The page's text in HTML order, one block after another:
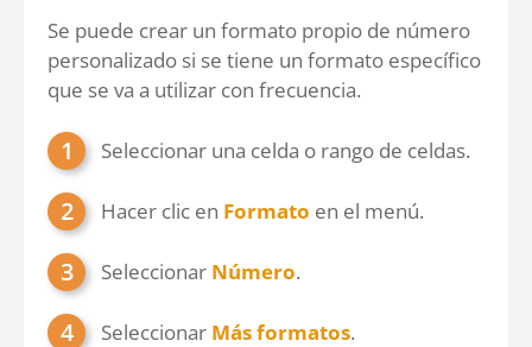
Se puede crear un formato propio de número
personalizado si se tiene un formato específico
que se va a utilizar con frecuencia.
Seleccionar una celda o rango de celdas.
Hacer clic en Formato en el menú.
Seleccionar Número.
Seleccionar Más formatos.